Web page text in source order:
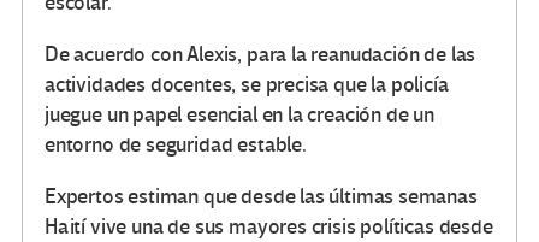
De acuerdo con Alexis, para la reanudación de las
actividades docentes, se precisa que la policía
juegue un papel esencial en la creación de un
entorno de seguridad estable.
Expertos estiman que desde las últimas semanas
Haití vive una de sus mayores crisis políticas desde